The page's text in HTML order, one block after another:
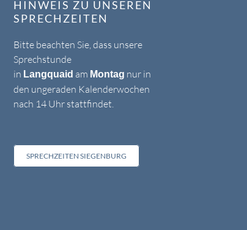
HINWEIS ZU UNSEREN
SPRECHZEITEN
Bitte beachten Sie, dass unsere
Sprechstunde
in Langquaid am Montag nur in
den ungeraden Kalenderwochen
nach 14 Uhr stattfindet.
SPRECHZEITEN SIEGENBURG